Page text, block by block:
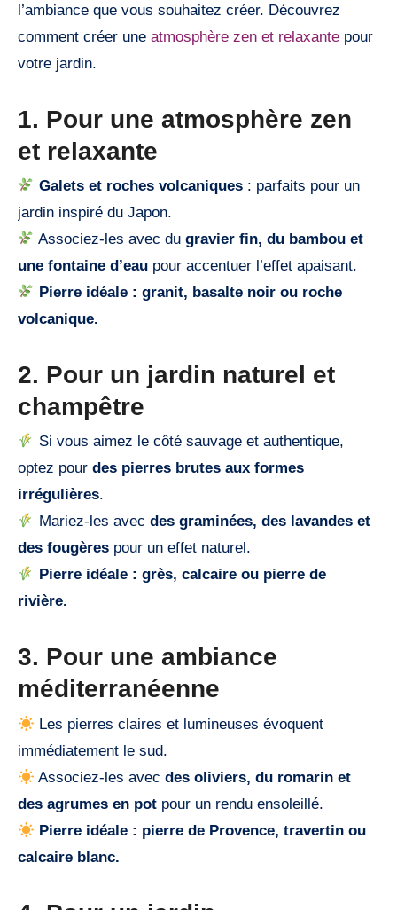
l’ambiance que vous souhaitez créer. Découvrez
comment créer une atmosphère zen et relaxante pour
votre jardin.
1. Pour une atmosphère zen
et relaxante
Galets et roches volcaniques : parfaits pour un
jardin inspiré du Japon.
Associez-les avec dugravier fin, du bambou et
une fontaine d’eau pour accentuer l’effet apaisant.
Pierre idéale : granit, basalte noir ou roche
volcanique.
2. Pour un jardin naturel et
champêtre
Si vous aimez le côté sauvage et authentique,
optez pour des pierres brutes aux formes
irrégulières.
Mariez-les avecdes graminées, des lavandes et
des fougères pour un effet naturel.
Pierre idéale : grès, calcaire ou pierre de
rivière.
3. Pour une ambiance
méditerranéenne
Les pierres claires et lumineuses évoquent
immédiatement le sud.
Associez-les avecdes oliviers, du romarin et
des agrumes en pot pour un rendu ensoleillé.
Pierre idéale : pierre de Provence, travertin ou
calcaire blanc.